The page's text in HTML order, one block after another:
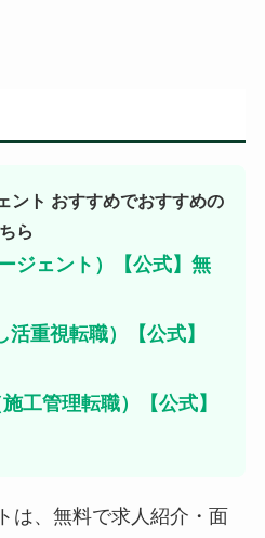
ント おすすめでおすすめの
ら
ジェント）【公式】無
重視転職）【公式】
工管理転職）【公式】
は、無料で求人紹介・面